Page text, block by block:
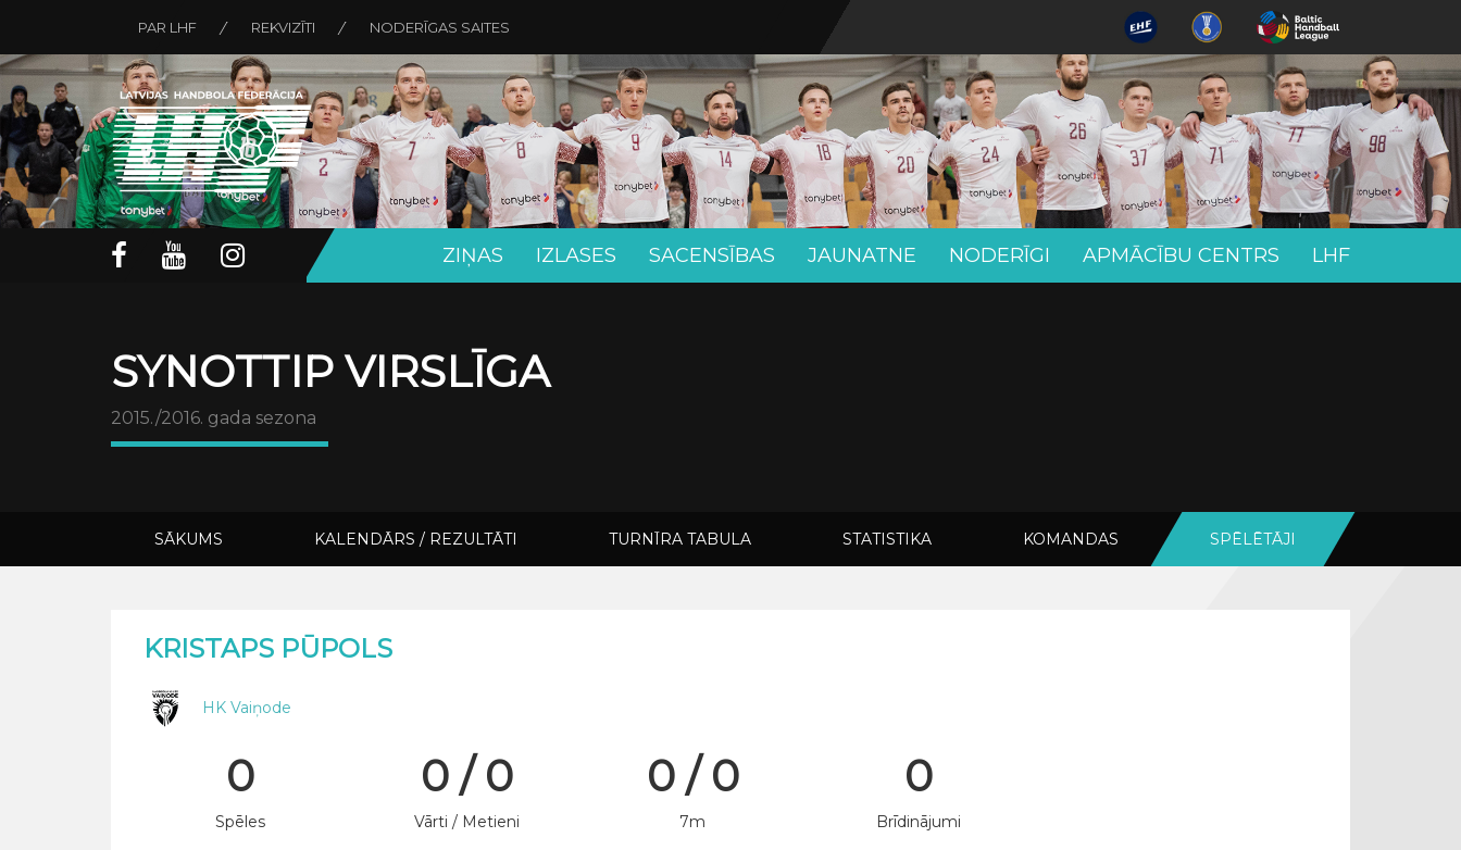
PAR LHF REKVIZĪTI NODERĪGAS SAITES
ZIŅAS IZLASES SACENSĪBAS JAUNATNE NODERĪGI APMĀCĪBU CENTRS LHF
SYNOTTIP VIRSLĪGA
2015./2016. gada sezona
SĀKUMS KALENDĀRS / REZULTĀTI TURNĪRA TABULA STATISTIKA KOMANDAS SPĒLĒTĀJI
KRISTAPS PŪPOLS
HK Vaiņode
0
Spēles
0 / 0
Vārti / Metieni
0 / 0
7m
0
Brīdinājumi